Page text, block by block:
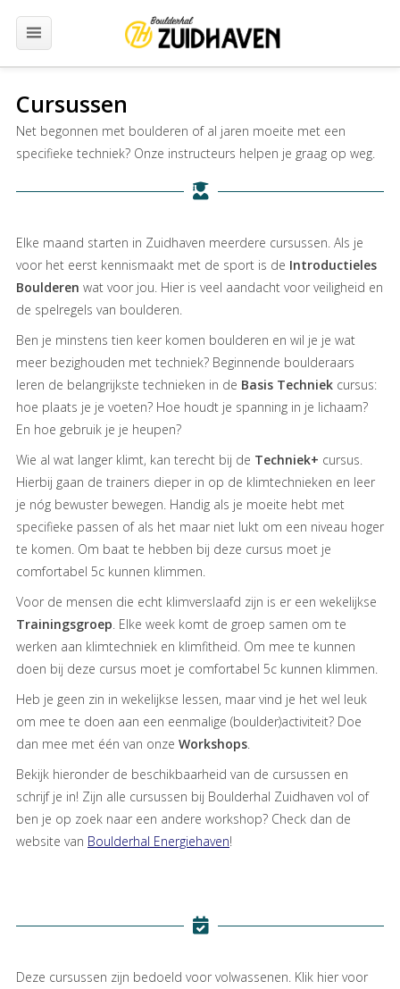
Openingstijden
Prijzen
Cursussen
Jeugd
Events
Groepen
Contact
Cursussen
Net begonnen met boulderen of al jaren moeite met een
specifieke techniek? Onze instructeurs helpen je graag op weg.
Elke maand starten in Zuidhaven meerdere cursussen. Als je
voor het eerst kennismaakt met de sport is de Introductieles
Boulderen wat voor jou. Hier is veel aandacht voor veiligheid en
de spelregels van boulderen.
Ben je minstens tien keer komen boulderen en wil je je wat
meer bezighouden met techniek? Beginnende boulderaars
leren de belangrijkste technieken in de Basis Techniek cursus:
hoe plaats je je voeten? Hoe houdt je spanning in je lichaam?
En hoe gebruik je je heupen?
Wie al wat langer klimt, kan terecht bij de Techniek+ cursus.
Hierbij gaan de trainers dieper in op de klimtechnieken en leer
je nóg bewuster bewegen. Handig als je moeite hebt met
specifieke passen of als het maar niet lukt om een niveau hoger
te komen. Om baat te hebben bij deze cursus moet je
comfortabel 5c kunnen klimmen.
Voor de mensen die echt klimverslaafd zijn is er een wekelijkse
Trainingsgroep . Elke week komt de groep samen om te
werken aan klimtechniek en klimfitheid. Om mee te kunnen
doen bij deze cursus moet je comfortabel 5c kunnen klimmen.
Heb je geen zin in wekelijkse lessen, maar vind je het wel leuk
om mee te doen aan een eenmalige (boulder)activiteit? Doe
dan mee met één van onze Workshops
Bekijk hieronder de beschikbaarheid van de cursussen en
schrijf je in! Zijn alle cursussen bij Boulderhal Zuidhaven vol of
ben je op zoek naar een andere workshop? Check dan de
website van Boulderhal Energiehaven!
Deze cursussen zijn bedoeld voor volwassenen. Klik hier voor